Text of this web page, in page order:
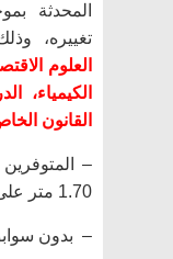
المحدثة
تغييره،
العلوم
الكيمياء،
القانون
–
1.70 متر على الأقل؛
– بدون